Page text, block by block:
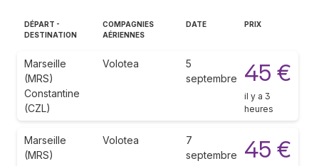
DÉPART -
DESTINATION
COMPAGNIES
AÉRIENNES
DATE PRIX
Marseille
(MRS)
Constantine
(CZL)
Volotea
5
septembre
45 €
il y a 3
heures
Marseille
(MRS)
Volotea
7
septembre
45 €